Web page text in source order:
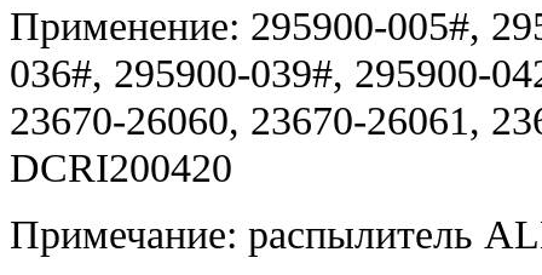
Применение: 295900-005#,
036#, 295900-039#, 295900-
23670-26060, 23670-26061,
DCRI200420
Примечание: распылитель